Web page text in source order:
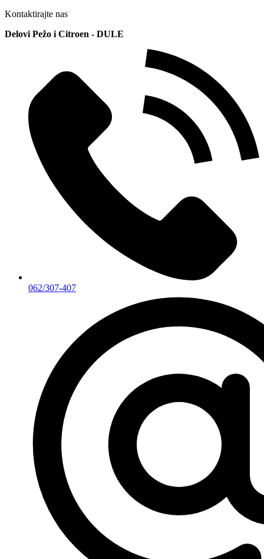
Kontaktirajte nas
Delovi Pežo i Citroen - DULE
062/307-407